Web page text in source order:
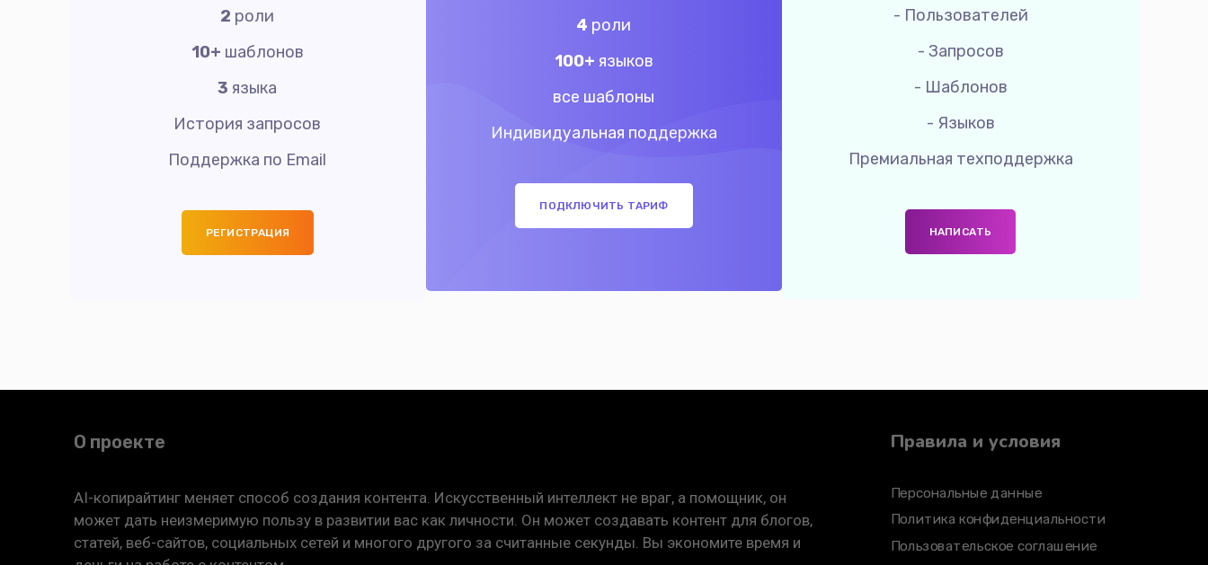
2 роли
10+ шаблонов
3 языка
История запросов
Поддержка по Email
РЕГИСТРАЦИЯ
4 роли
100+ языков
все шаблоны
Индивидуальная поддержка
ПОДКЛЮЧИТЬ ТАРИФ
- Пользователей
- Запросов
- Шаблонов
- Языков
Премиальная техподдержка
НАПИСАТЬ
О проекте
AI-копирайтинг меняет способ создания контента. Искусственный интеллект не враг, а помощник, он
может дать неизмеримую пользу в развитии вас как личности. Он может создавать контент для блогов,
статей, веб-сайтов, социальных сетей и многого другого за считанные секунды. Вы экономите время и
Правила и условия
Персональные данные
Политика конфиденциальности
Пользовательское соглашение